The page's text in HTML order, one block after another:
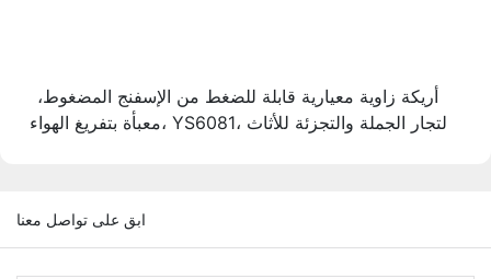
أريكة زاوية معيارية قابلة للضغط من الإسفنج المضغوط،
معبأة بتفريغ الهواء، YS6081، لتجار الجملة والتجزئة للأثاث
ابق على تواصل معنا